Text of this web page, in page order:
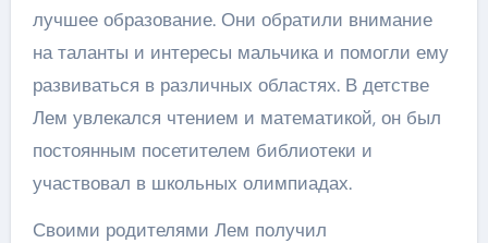
лучшее образование. Они обратили внимание
на таланты и интересы мальчика и помогли ему
развиваться в различных областях. В детстве
Лем увлекался чтением и математикой, он был
постоянным посетителем библиотеки и
участвовал в школьных олимпиадах.
Своими родителями Лем получил